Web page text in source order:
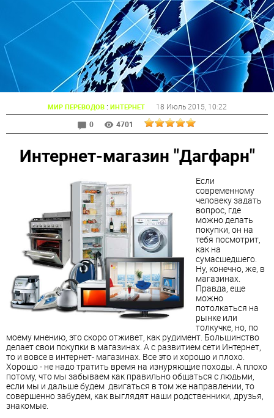
МИР ПЕРЕВОДОВ: ИНТЕРНЕТ 18 Июль 2015 , 10:22
0
4701
Интернет-магазин "Дагфарн"
Если
современному
человеку задать
вопрос, где
можно делать
покупки, он на
тебя посмотрит,
как на
сумасшедшего.
Ну, конечно, же, в
магазинах.
Правда, еще
можно
потолкаться на
рынке или
толкучке, но, по
моему мнению, это скоро отживет, как рудимент. Большинство
делает свои покупки в магазинах. А с развитием сети Интернет,
то и вовсе в интернет- магазинах. Все это и хорошо и плохо.
Хорошо - не надо тратить время на изнуряющие походы. А плохо
потому, что мы забываем как правильно общаться с людьми,
если мы и дальше будем двигаться в том же направлении, то
совершенно забудем, как выглядят наши родственники, друзья,
знакомые.